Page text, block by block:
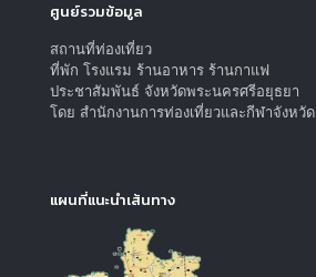
ศูนย์รวมข้อมูล
สถานที่ท่องเที่ยว
ที่พัก โรงแรม ร้านอาหาร ร้านกาแฟ
ประชาสัมพันธ์ จังหวัดพระนครศรีอยุธยา
โดย สำนักงานการท่องเที่ยวและกีฬาจังหวัด
แผนที่แนะนำเส้นทาง